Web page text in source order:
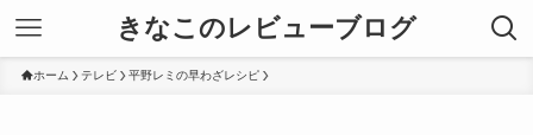
きなこのレビューブログ
ホーム テレビ 平野レミの早わざレシピ